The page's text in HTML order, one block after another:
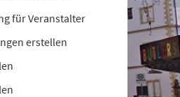
für Veranstalter
erstellen